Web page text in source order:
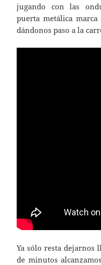
jugando con las
puerta metálica
dándonos paso a la
Ya sólo resta
de minutos